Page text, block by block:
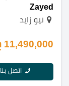
Zayed
نيو زايد
11,490,000 ج.م
اتصل بنا